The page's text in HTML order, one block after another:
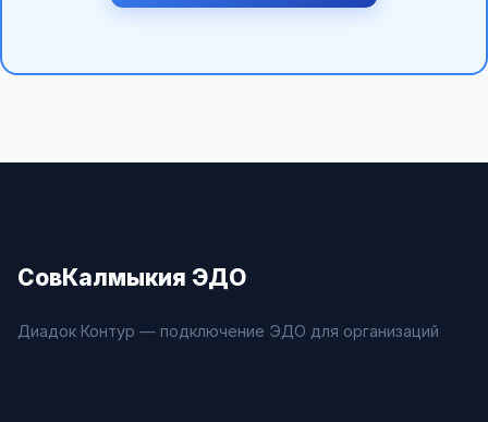
СовКалмыкия ЭДО
Диадок Контур — подключение ЭДО для организаций